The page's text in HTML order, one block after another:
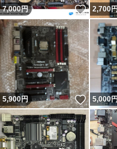
7,000円 いいね
2,700
5,900円 いいね
5,000